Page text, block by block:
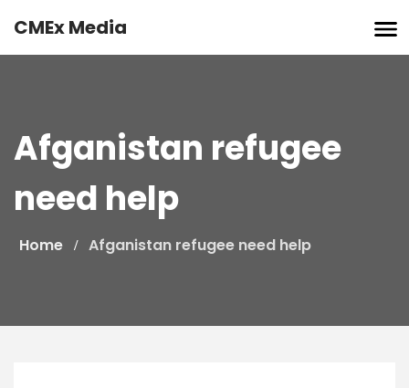
content
CMEx Media
Afganistan refugee
need help
Home Afganistan refugee need help